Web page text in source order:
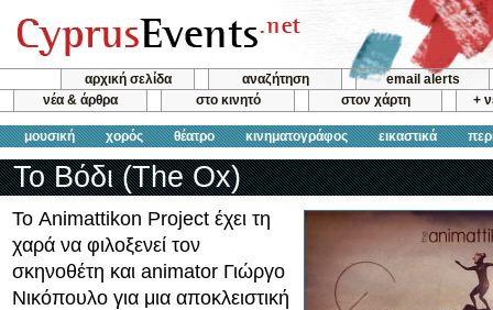
αρχική σελίδα αναζήτηση
email alerts
νέα & άρθρα
στο κινητό στον χάρτη +
μουσική χορός θέατρο κινηματογράφος εικαστικά
Το Βόδι (The Ox)
Το Animattikon Project έχει τη
χαρά να φιλοξενεί τον
σκηνοθέτη και animator Γιώργο
Νικόπουλο για μια αποκλειστική